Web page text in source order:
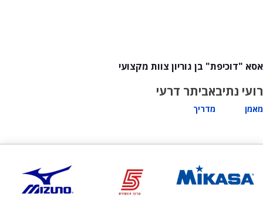
אסא "דוכיפת" בן גוריון צוות מקצועי
רועי נתיב
מאמן
אביתר דרעי
מדריך